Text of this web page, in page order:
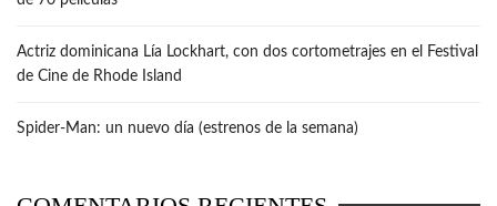
Actriz dominicana Lía Lockhart, con dos cortometrajes en el Festival
de Cine de Rhode Island
Spider-Man: un nuevo día (estrenos de la semana)